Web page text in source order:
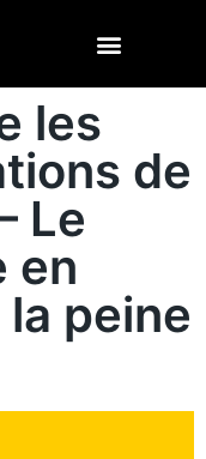
les
de
Le
en
peine